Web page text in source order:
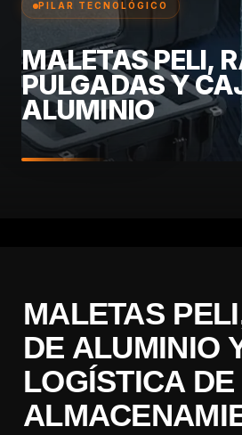
PILAR TECNOLÓGICO
MALETAS PELI,
PULGADAS Y
ALUMINIO
MALETAS
DE ALUMINIO
LOGÍSTICA DE